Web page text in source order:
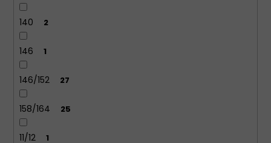
140 2
146 1
146/152 27
158/164 25
11/12 1